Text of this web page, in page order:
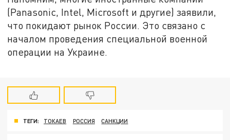
(Panasonic, Intel, Microsoft и другие) заявили,
что покидают рынок России. Это связано с
началом проведения специальной военной
операции на Украине.
ТЕГИ: ТОКАЕВ РОССИЯ САНКЦИИ